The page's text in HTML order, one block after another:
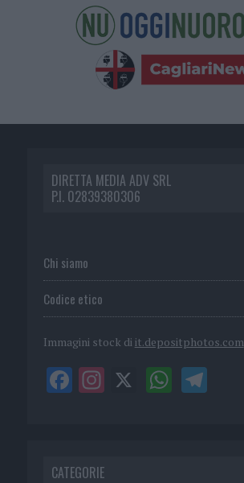
DIRETTA MEDIA ADV SRL
P.I. 02839380306
Chi siamo
Codice etico
Immagini stock di it.depositphotos.com
CATEGORIE